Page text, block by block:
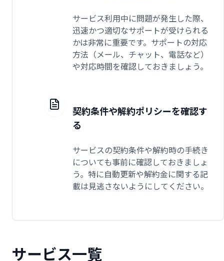
サービス利用中に問題が発生した際、
迅速かつ適切なサポートが受けられる
かは非常に重要です。サポートの対応
方法（メール、チャット、電話など）
や対応時間を確認しておきましょう。
契約条件や解約ポリシーを確認す
る
サービスの契約条件や解約時の手続き
についても事前に確認しておきましょ
う。特に自動更新や解約金に関する記
載は見逃さないようにしてください。
サービス一覧